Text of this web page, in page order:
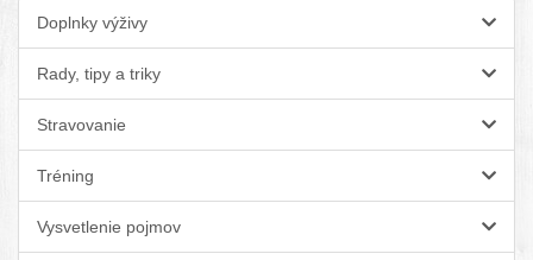
Doplnky výživy
Rady, tipy a triky
Stravovanie
Tréning
Vysvetlenie pojmov